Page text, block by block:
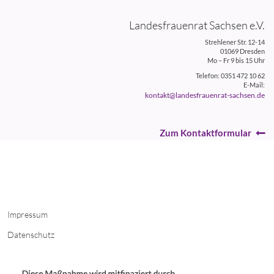
Landesfrauenrat Sachsen e.V.
Strehlener Str. 12-14
01069 Dresden
Mo – Fr 9 bis 15 Uhr
Telefon: 0351 472 10 62
E-Mail:
kontakt@landesfrauenrat-sachsen.de
Zum Kontaktformular
Impressum
Datenschutz